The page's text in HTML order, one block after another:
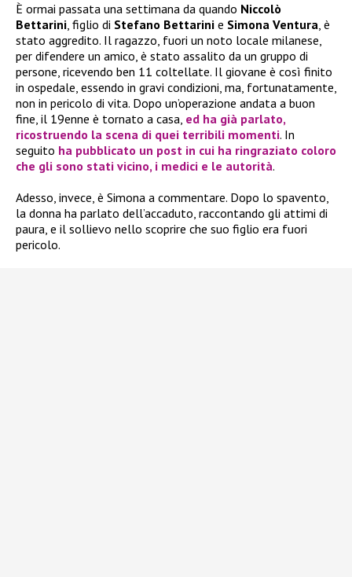
È ormai passata una settimana da quando Niccolò
Bettarini, figlio di Stefano Bettarini e Simona Ventura, è
stato aggredito. Il ragazzo, fuori un noto locale milanese,
per difendere un amico, è stato assalito da un gruppo di
persone, ricevendo ben 11 coltellate. Il giovane è così finito
in ospedale, essendo in gravi condizioni, ma, fortunatamente,
non in pericolo di vita. Dopo un’operazione andata a buon
fine, il 19enne è tornato a casa, ed ha già parlato,
ricostruendo la scena di quei terribili momenti. In
seguito ha pubblicato un post in cui ha ringraziato coloro
che gli sono stati vicino, i medici e le autorità.
Adesso, invece, è Simona a commentare. Dopo lo spavento,
la donna ha parlato dell’accaduto, raccontando gli attimi di
paura, e il sollievo nello scoprire che suo figlio era fuori
pericolo.